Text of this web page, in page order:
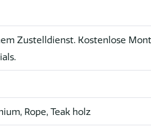
Zustelldienst. Kostenlose
Rope, Teak holz